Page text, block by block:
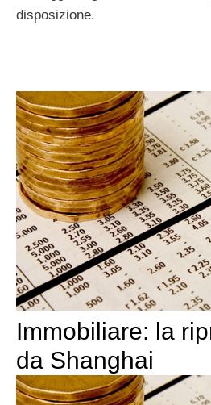
disposizione.
Immobiliare: la
da Shanghai